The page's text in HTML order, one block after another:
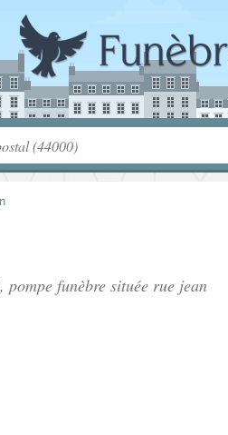
funèbre située rue jean